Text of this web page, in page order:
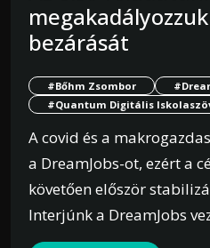
bezárását
#Bőhm Zsombor
#Quantum Digitális
A covid és a
a DreamJobs-ot, ezért a
követően először
Interjúnk a DreamJobs